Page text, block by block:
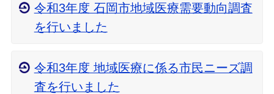
令和3年度 石岡市地域医療需要動向調査
を行いました
令和3年度 地域医療に係る市民ニーズ調
査を行いました